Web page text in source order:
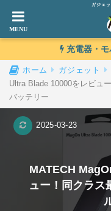
ガジェ
充電器・
ホーム ガジェット
Ultra Blade 10000をレビュ
バッテリー
MATECH
ュー！同クラス
2025-03-23